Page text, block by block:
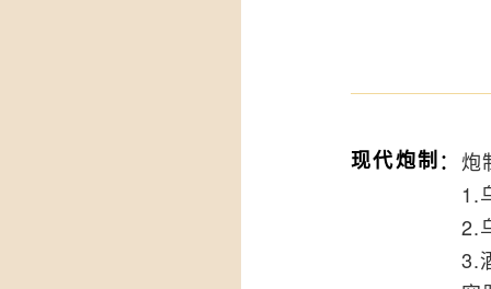
现代炮制： 炮
1.
2.
3.